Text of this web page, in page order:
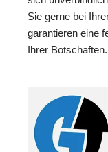
Sie gerne bei
garantieren eine
Ihrer Botschaften.